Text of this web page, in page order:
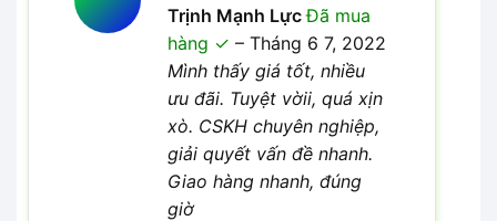
Được xếp
hạng 5 5
sao
Trịnh Mạnh LựcĐã mua
hàng
– Tháng 6 7, 2022
Mình thấy giá tốt, nhiều
ưu đãi. Tuyệt vờii, quá xịn
xò. CSKH chuyên nghiệp,
giải quyết vấn đề nhanh.
Giao hàng nhanh, đúng
giờ